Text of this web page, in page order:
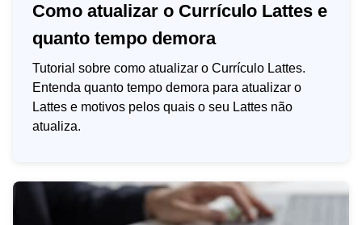
Como atualizar o Currículo Lattes e
quanto tempo demora
Tutorial sobre como atualizar o Currículo Lattes.
Entenda quanto tempo demora para atualizar o
Lattes e motivos pelos quais o seu Lattes não
atualiza.